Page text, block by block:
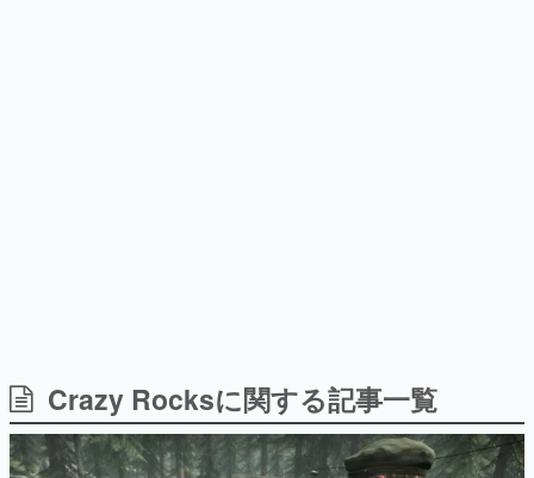
日本のモバイルゲーム史における主要なトピック・タイト
ルを網羅するほか、開発者へのインタビューや識者による
解説を掲載。約20年の歴史が一望できる決定版！
若ゲのいたり〜ゲームクリエイターの青春〜
Crazy Rocksに関する記事一覧